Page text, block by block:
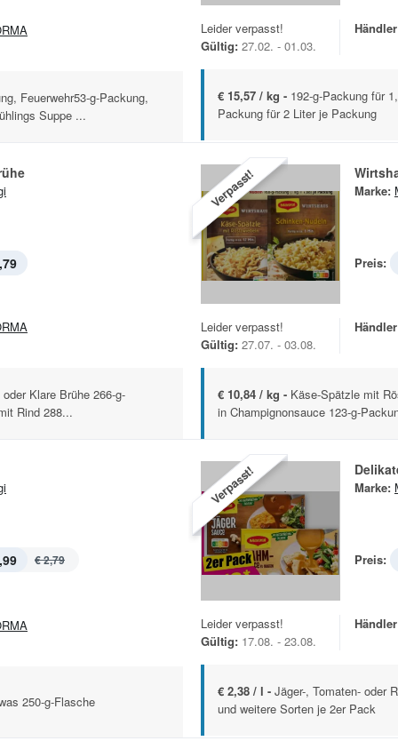
Feuerwehr53-g-Packung,
Suppe ...
Leider verpasst!
Gültig: 27.02. - 01.03.
€ 15,57 / kg - 192-g-Packung für
Packung für 2 Liter je Packung
Klare Brühe 266-g-
Rind 288...
Verpasst! Marke:
Preis:
Leider verpasst!
Gültig: 27.07. - 03.08.
€ 10,84 / kg - Käse-Spätzle mit
in Champignonsauce 123-g-
€ 2,79
250-g-Flasche
Verpasst! Marke:
Preis:
Leider verpasst!
Gültig: 17.08. - 23.08.
€ 2,38 / l - Jäger-, Tomaten- oder
und weitere Sorten je 2er Pack